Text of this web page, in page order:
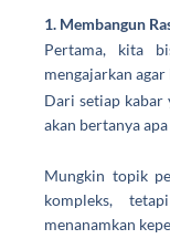
1. Membangun
Pertama, kita
mengajarkan agar
Dari setiap kabar
akan bertanya
Mungkin topik
kompleks,
menanamkan